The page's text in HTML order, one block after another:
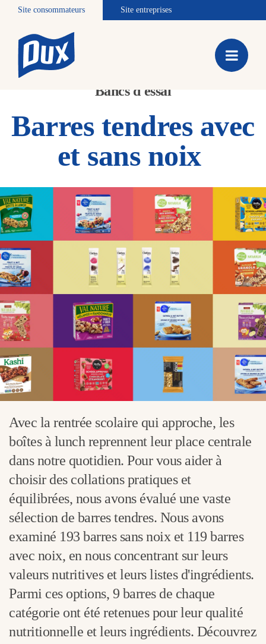
Site consommateurs Site entreprises
Bancs d'essai
Barres tendres avec
et sans noix
Avec la rentrée scolaire qui approche, les
boîtes à lunch reprennent leur place centrale
dans notre quotidien. Pour vous aider à
choisir des collations pratiques et
équilibrées, nous avons évalué une vaste
sélection de barres tendres. Nous avons
examiné 193 barres sans noix et 119 barres
avec noix, en nous concentrant sur leurs
valeurs nutritives et leurs listes d'ingrédients.
Parmi ces options, 9 barres de chaque
catégorie ont été retenues pour leur qualité
nutritionnelle et leurs ingrédients. Découvrez